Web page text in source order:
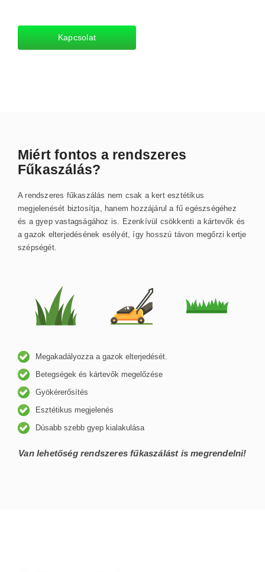
Kapcsolat
Miért fontos a rendszeres
Fűkaszálás?
A rendszeres fűkaszálás nem csak a kert esztétikus
megjelenését biztosítja, hanem hozzájárul a fű egészségéhez
és a gyep vastagságához is. Ezenkívül csökkenti a kártevők és
a gazok elterjedésének esélyét, így hosszú távon megőrzi kertje
szépségét.
Megakadályozza a gazok elterjedését.
Betegségek és kártevők megelőzése
Gyökérerősítés
Esztétikus megjelenés
Dúsabb szebb gyep kialakulása
Van lehetőség rendszeres fűkaszálást is megrendelni!